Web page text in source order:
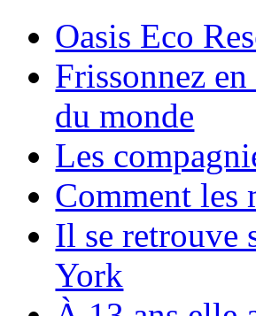
Oasis Eco
Frissonnez
du monde
Les
Comment les
Il se retrouve
York